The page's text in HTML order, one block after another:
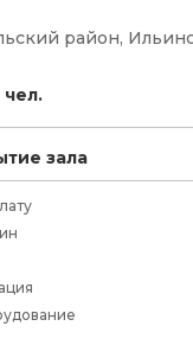
район,
чел.
зала